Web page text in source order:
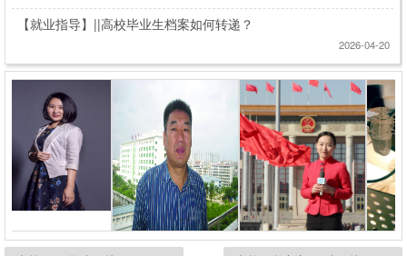
【就业指导】||高校毕业生档案如何转递？
2026-04-20